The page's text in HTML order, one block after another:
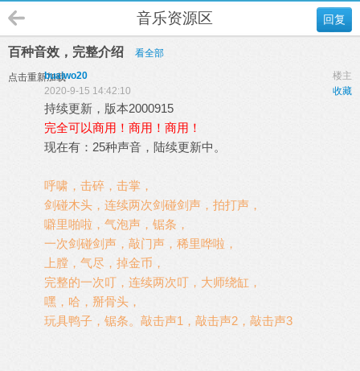
回复
音乐资源区
百种音效，完整介绍 看全部
点击重新加载 楼主
buaiwo20
收藏
2020-9-15 14:42:10
持续更新，版本2000915
完全可以商用！商用！商用！
现在有：25种声音，陆续更新中。
呼啸，击碎，击掌，
剑碰木头，连续两次剑碰剑声，拍打声，
噼里啪啦，气泡声，锯条，
一次剑碰剑声，敲门声，稀里哗啦，
上膛，气尽，掉金币，
完整的一次叮，连续两次叮，大师绕缸，
嘿，哈，掰骨头，
玩具鸭子，锯条。敲击声1，敲击声2，敲击声3